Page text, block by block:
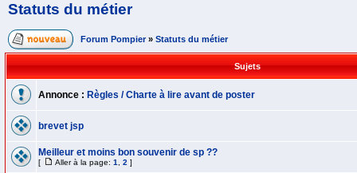
Statuts du métier
Forum Pompier » Statuts du métier
Sujets
Annonce : Règles / Charte à lire avant de poster
brevet jsp
Meilleur et moins bon souvenir de sp ??
[ Aller à la page: 1 2 ]